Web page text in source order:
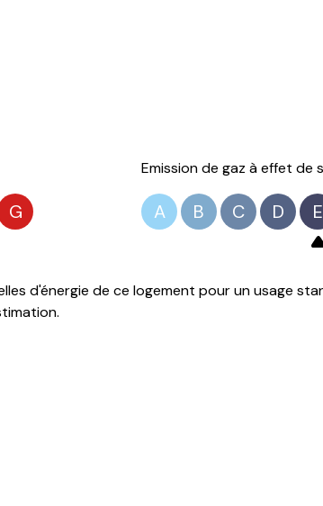
G
Emission de gaz à effet de
A B C D E
d'énergie de ce logement pour un usage